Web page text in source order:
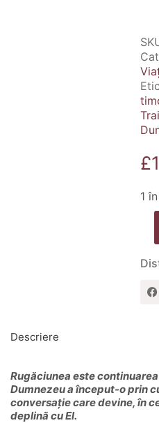
£
1
Descriere
Rugăciunea este
Dumnezeu a început-o prin
conversație care devine, în
deplină cu El.